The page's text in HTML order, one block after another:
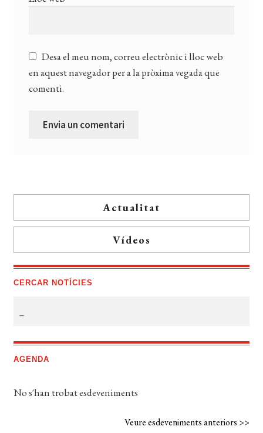
Desa el meu nom, correu electrònic i lloc web
en aquest navegador per a la pròxima vegada que
comenti.
Actualitat
Vídeos
CERCAR NOTÍCIES
AGENDA
No s'han trobat esdeveniments
Veure esdeveniments anteriors >>